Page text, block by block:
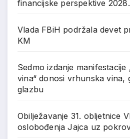
financijske perspektive
Vlada FBiH podržala devet
KM
Sedmo izdanje manifestacije
vina“ donosi vrhunska vina,
glazbu
Obilježavanje 31. obljetnice
oslobođenja Jajca uz